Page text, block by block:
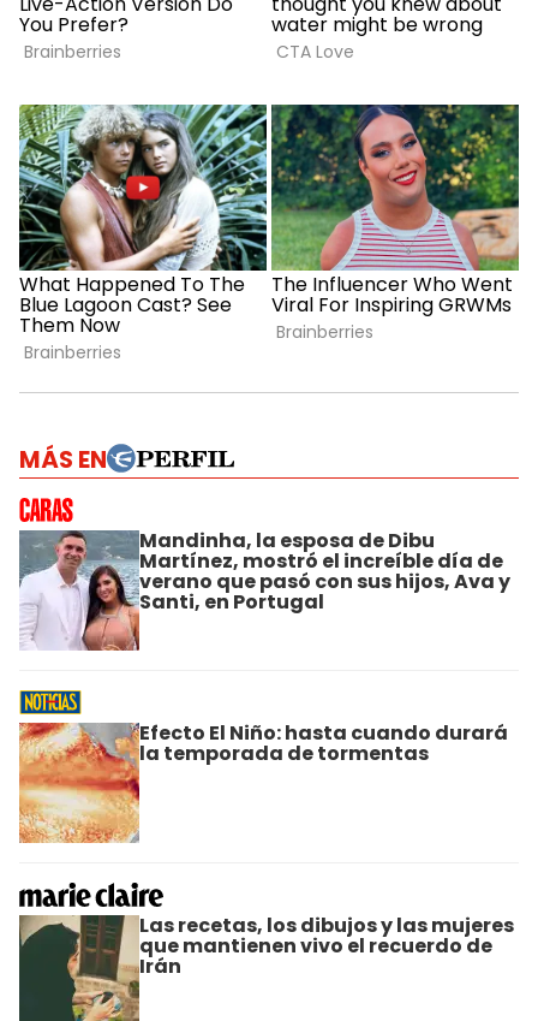
MÁS EN
Mandinha, la esposa de Dibu
Martínez, mostró el increíble día de
verano que pasó con sus hijos, Ava y
Santi, en Portugal
Efecto El Niño: hasta cuando durará
la temporada de tormentas
Las recetas, los dibujos y las mujeres
que mantienen vivo el recuerdo de
Irán